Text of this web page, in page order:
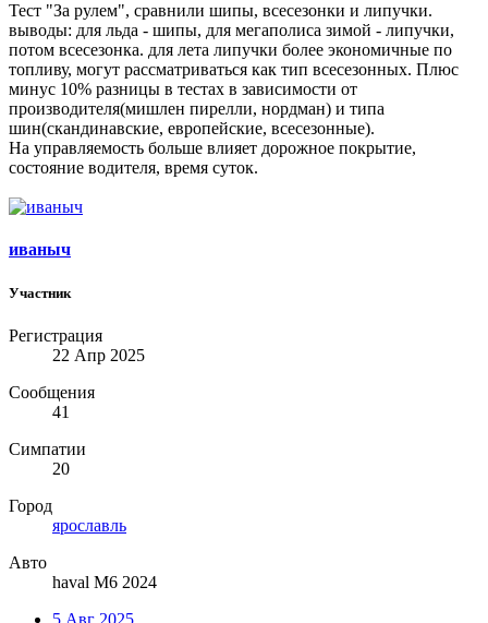
Тест "За рулем", сравнили шипы, всесезонки и липучки.
выводы: для льда - шипы, для мегаполиса зимой - липучки,
потом всесезонка. для лета липучки более экономичные по
топливу, могут рассматриваться как тип всесезонных. Плюс
минус 10% разницы в тестах в зависимости от
производителя(мишлен пирелли, нордман) и типа
шин(скандинавские, европейские, всесезонные).
На управляемость больше влияет дорожное покрытие,
состояние водителя, время суток.
иваныч
Участник
Регистрация
22 Апр 2025
Сообщения
41
Симпатии
20
Город
ярославль
Авто
haval M6 2024
5 Авг 2025